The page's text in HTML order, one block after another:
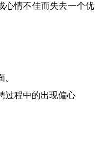
心情不佳而失去一个优
过程中的出现偏心